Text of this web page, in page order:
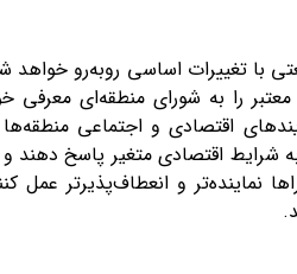
صنعتی با تغییرات اساسی روبه‌رو
را به شورای منطقه‌ای معرفی
اقتصادی و اجتماعی
شرایط اقتصادی متغیر پاسخ
نماینده‌تر و انعطاف‌پذیرتر عمل